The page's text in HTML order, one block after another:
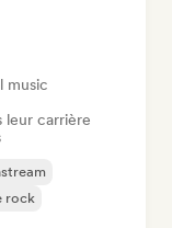
music
leur carrière
rock